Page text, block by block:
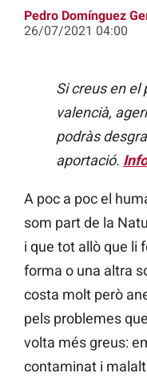
Pedro Domínguez
26/07/2021 04:00
Si creus en el
valencià,
podràs
aportació.
A poc a poc el
som part de la
i que tot allò que li
forma o una altra
costa molt però
pels problemes
volta més greus:
contaminat i